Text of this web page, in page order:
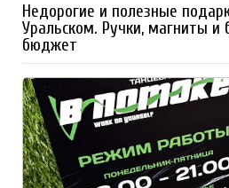
Недорогие и полезные
Уральском. Ручки, магниты и
бюджет